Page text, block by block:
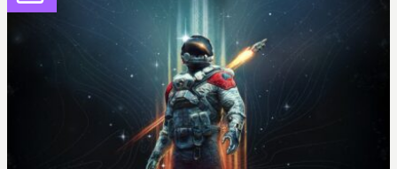
peut-être sur
Fallout Football ou
Fallout vs. Les
Lapins Crétins) et l'Obsidian d'aujourd'hui n'est plus
le même studio qu'il y a 15 ans. Mais bon, OK, on
peut commencer à fantasmer.A.